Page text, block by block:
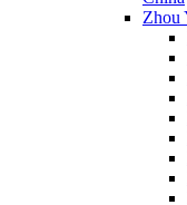
Zhou